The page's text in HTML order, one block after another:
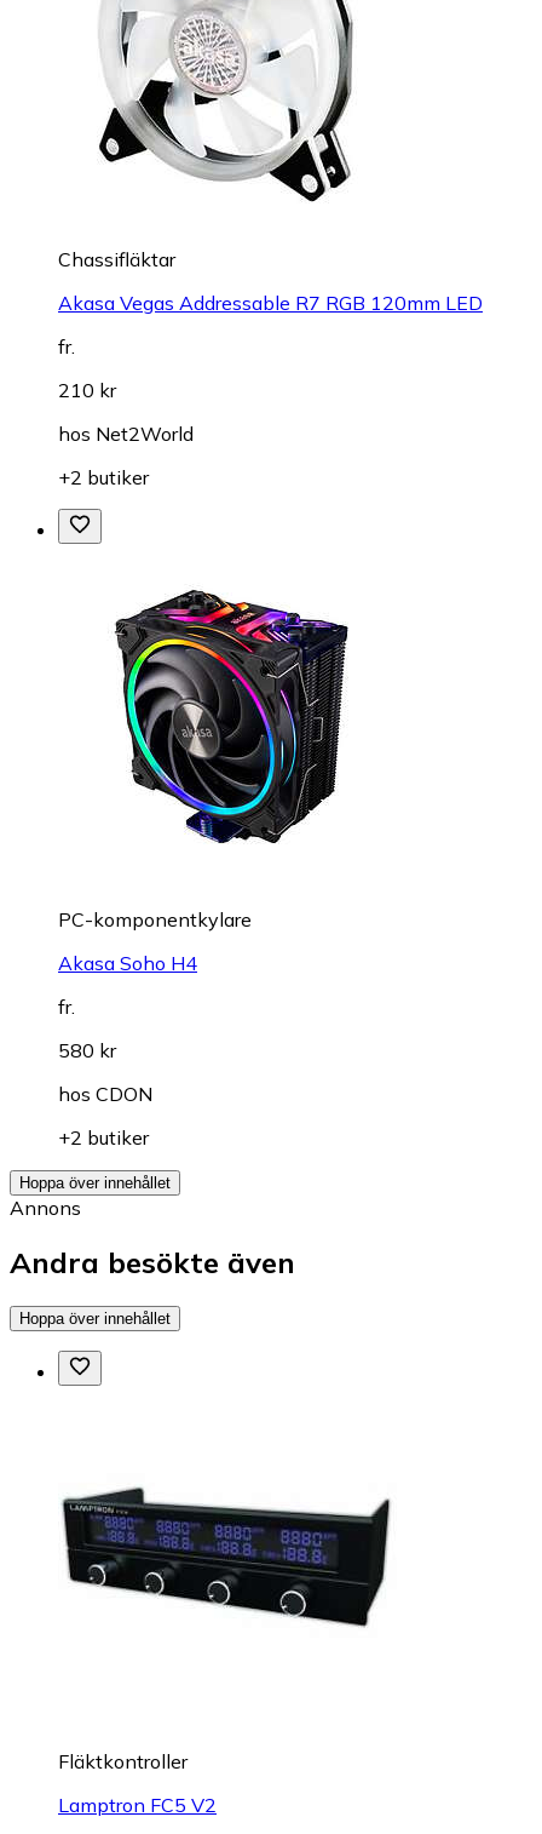
Chassifläktar
Akasa Vegas Addressable R7 RGB 120mm LED
fr.
210 kr
hos Net2World
+2 butiker
PC-komponentkylare
Akasa Soho H4
fr.
580 kr
hos CDON
+2 butiker
Hoppa över innehållet
Annons
Andra besökte även
Hoppa över innehållet
Fläktkontroller
Lamptron FC5 V2